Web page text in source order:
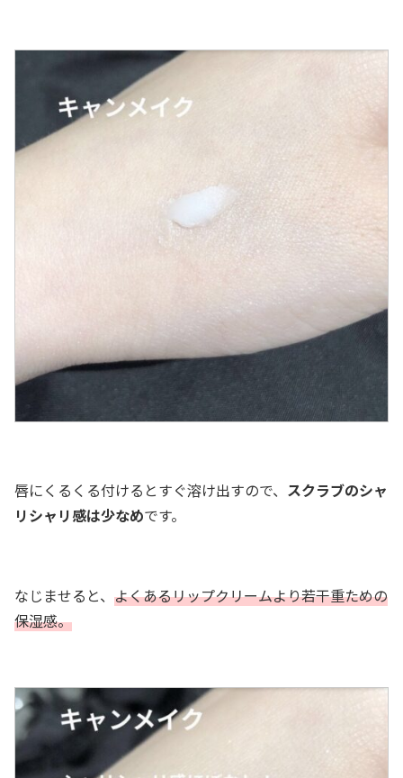
唇にくるくる付けるとすぐ溶け出すので、 スクラブのシャ
リシャリ感は少なめです。
なじませると、 よくあるリップクリームより若干重ための
保湿感。